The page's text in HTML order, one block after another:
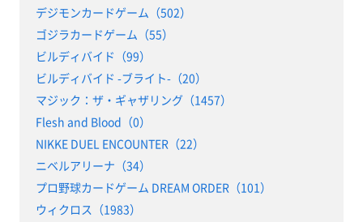
デジモンカードゲーム（502）
ゴジラカードゲーム（55）
ビルディバイド（99）
ビルディバイド -ブライト-（20）
マジック：ザ・ギャザリング（1457）
Flesh and Blood（0）
NIKKE DUEL ENCOUNTER（22）
ニベルアリーナ（34）
プロ野球カードゲーム DREAM ORDER（101）
ウィクロス（1983）